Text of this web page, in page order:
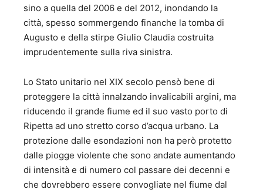
sino a quella del 2006 e del 2012, inondando la
città, spesso sommergendo finanche la tomba di
Augusto e della stirpe Giulio Claudia costruita
imprudentemente sulla riva sinistra.
Lo Stato unitario nel XIX secolo pensò bene di
proteggere la città innalzando invalicabili argini, ma
riducendo il grande fiume ed il suo vasto porto di
Ripetta ad uno stretto corso d’acqua urbano. La
protezione dalle esondazioni non ha però protetto
dalle piogge violente che sono andate aumentando
di intensità e di numero col passare dei decenni e
che dovrebbero essere convogliate nel fiume dal